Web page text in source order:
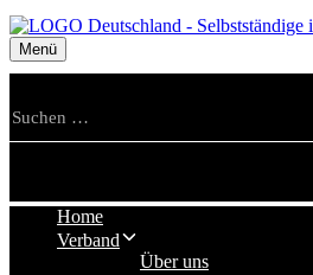
Menü
Home
Verband
Über uns